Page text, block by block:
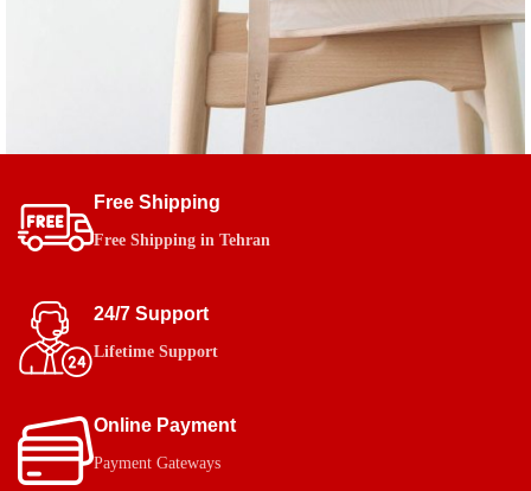
طراحی
طراحی فرآورده های چوبی
Free Shipping
Free Shipping in Tehran
24/7 Support
Lifetime Support
Online Payment
Payment Gateways